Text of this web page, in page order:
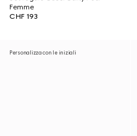
Femme
CHF 193
Personalizza con le iniziali